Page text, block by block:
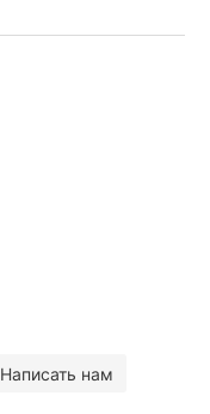
Написать нам